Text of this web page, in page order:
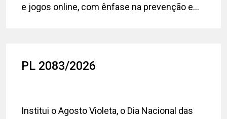
e jogos online, com ênfase na prevenção e...
PL 2083/2026
Institui o Agosto Violeta, o Dia Nacional das